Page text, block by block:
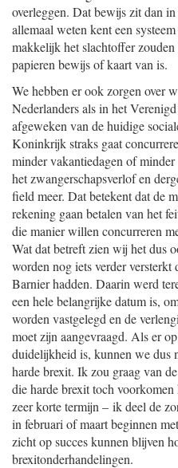
overleggen. Dat bewijs zit dan
allemaal weten kent een
makkelijk het slachtoffer
papieren bewijs of kaart van is.
We hebben er ook zorgen over
Nederlanders als in het
afgeweken van de huidige
Koninkrijk straks gaat
minder vakantiedagen of
het zwangerschapsverlof en
field meer. Dat betekent dat de
rekening gaan betalen van het
die manier willen concurreren
Wat dat betreft zien wij het dus
worden nog iets verder
Barnier hadden. Daarin werd
een hele belangrijke datum is,
worden vastgelegd en de
moet zijn aangevraagd. Als er
duidelijkheid is, kunnen we dus
harde brexit. Ik zou graag van
die harde brexit toch
zeer korte termijn – ik deel de
in februari of maart beginnen
zicht op succes kunnen blijven
brexitonderhandelingen.